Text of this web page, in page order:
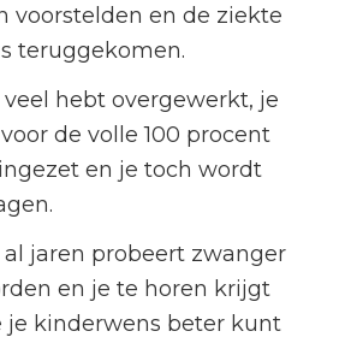
voorstelden en de ziekte
teruggekomen.
veel hebt overgewerkt, je
de volle 100 procent
en je toch wordt
al jaren probeert zwanger
en je te horen krijgt
je kinderwens beter kunt